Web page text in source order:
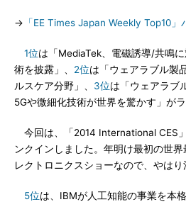
→ 「EE Times Japan Weekly Top10」
1位は「MediaTek、電磁誘導/共鳴
術を披露」、 2位は「ウェアラブル製
ルスケア分野」、 3位は「ウェアラブ
5Gや微細化技術が世界を驚かす」が
今回は、「2014 International CES
ンクインしました。年明け最初の世
レクトロニクスショーなので、やはり
5位は、IBMが人工知能の事業を本